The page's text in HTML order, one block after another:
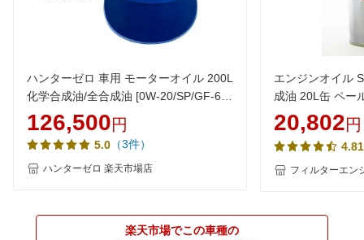
ハンターゼロ 車用 モーターオイル 200L
化学合成油/全合成油 [0W-20/SP/GF-6A]
AQ3 100％化学合成油 VHVI 自動車用エ
ンジンオイル【法人限定】
126,500円
5.0 （3件）
ハンターゼロ 楽天市場店
エンジンオイル
成油 20L缶 ペー
イル 0W20 化学
安 激安 安い
20,802円
4.81
フィルターエン
楽天市場でこの車種の